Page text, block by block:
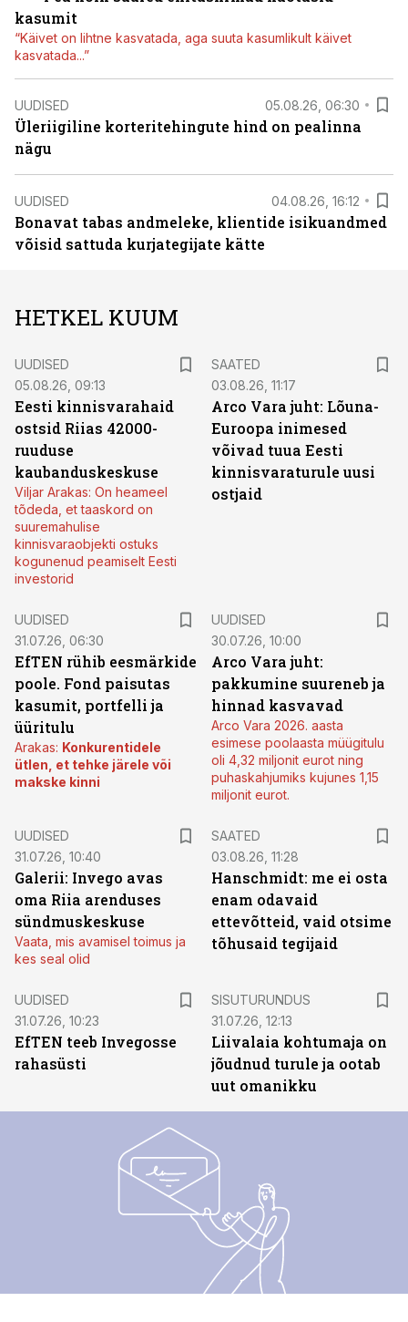
kasumit
“Käivet on lihtne kasvatada, aga suuta kasumlikult käivet
kasvatada...”
UUDISED 05.08.26, 06:30
Üleriigiline korteritehingute hind on pealinna
nägu
UUDISED 04.08.26, 16:12
Bonavat tabas andmeleke, klientide isikuandmed
võisid sattuda kurjategijate kätte
HETKEL KUUM
UUDISED
05.08.26, 09:13
Eesti kinnisvarahaid
ostsid Riias 42000-
ruuduse
kaubanduskeskuse
Viljar Arakas: On heameel
tõdeda, et taaskord on
suuremahulise
kinnisvaraobjekti ostuks
kogunenud peamiselt Eesti
investorid
SAATED
03.08.26, 11:17
Arco Vara juht: Lõuna-
Euroopa inimesed
võivad tuua Eesti
kinnisvaraturule uusi
ostjaid
UUDISED
31.07.26, 06:30
EfTEN rühib eesmärkide
poole. Fond paisutas
kasumit, portfelli ja
üüritulu
Arakas: Konkurentidele
ütlen, et tehke järele või
makske kinni
UUDISED
30.07.26, 10:00
Arco Vara juht:
pakkumine suureneb ja
hinnad kasvavad
Arco Vara 2026. aasta
esimese poolaasta müügitulu
oli 4,32 miljonit eurot ning
puhaskahjumiks kujunes 1,15
miljonit eurot.
UUDISED
31.07.26, 10:40
Galerii: Invego avas
oma Riia arenduses
sündmuskeskuse
Vaata, mis avamisel toimus ja
kes seal olid
SAATED
03.08.26, 11:28
Hanschmidt: me ei osta
enam odavaid
ettevõtteid, vaid otsime
tõhusaid tegijaid
UUDISED
31.07.26, 10:23
EfTEN teeb Invegosse
rahasüsti
SISUTURUNDUS
31.07.26, 12:13
Liivalaia kohtumaja on
jõudnud turule ja ootab
uut omanikku